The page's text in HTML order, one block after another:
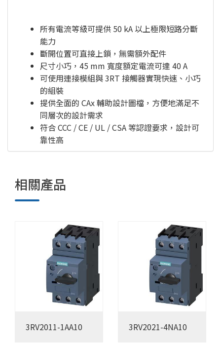
所有電流等級可提供 50 kA 以上極限短路分斷
能力
斷開位置可直接上鎖，無需額外配件
尺寸小巧，45 mm 寬度額定電流可達 40 A
可使用連接模組與 3RT 接觸器實現快速、小巧
的組裝
提供全面的 CAx 輔助設計圖檔，方便地滿足不
同層次的設計需求
符合 CCC / CE / UL / CSA 等認證要求，設計可
靠性高
相關產品
3RV2011-1AA10 3RV2021-4NA10